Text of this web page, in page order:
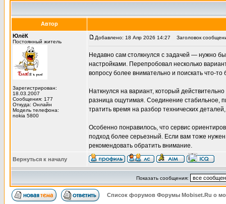
Автор
ЮлёК
Постоянный житель
Зарегистрирован:
18.03.2007
Сообщения: 177
Откуда: Онлайн
Модель телефона:
nokia 5800
Добавлено: 18 Апр 2026 14:27 Заголовок
Недавно сам столкнулся с задачей — нужно
настройками. Перепробовал несколько
вопросу более внимательно и поискать что-
Наткнулся на вариант, который
разница ощутимая. Соединение стабильное,
тратить время на разбор технических
Особенно понравилось, что сервис
подход более серьезный. Если вам тоже
рекомендовать обратить внимание.
Вернуться к началу
Показать сообщения:
Список форумов Форумы Mobiset.Ru о